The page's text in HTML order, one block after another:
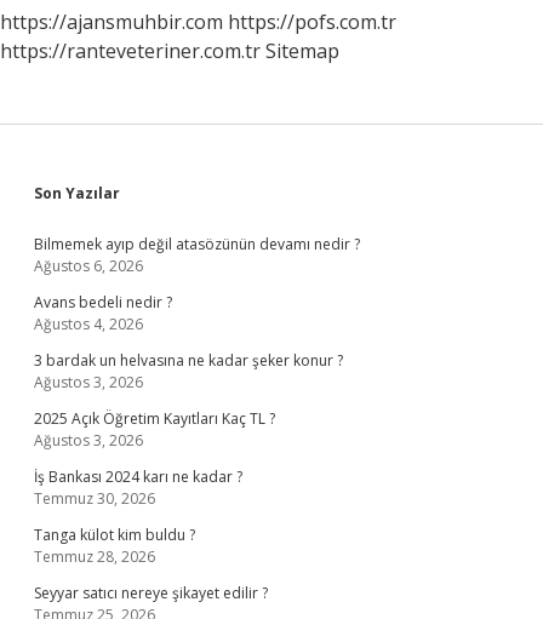
https://ajansmuhbir.com https://pofs.com.tr
https://ranteveteriner.com.trSitemap
Sidebar
Son Yazılar
Bilmemek ayıp değil atasözünün devamı nedir ?
Ağustos 6, 2026
Avans bedeli nedir ?
Ağustos 4, 2026
3 bardak un helvasına ne kadar şeker konur ?
Ağustos 3, 2026
2025 Açık Öğretim Kayıtları Kaç TL ?
Ağustos 3, 2026
İş Bankası 2024 karı ne kadar ?
Temmuz 30, 2026
Tanga külot kim buldu ?
Temmuz 28, 2026
Seyyar satıcı nereye şikayet edilir ?
Temmuz 25, 2026